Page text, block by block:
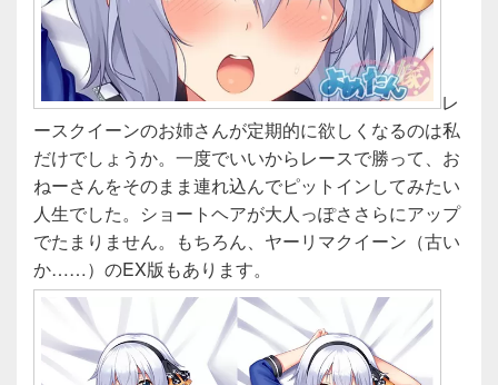
レ
ースクイーンのお姉さんが定期的に欲しくなるのは私
だけでしょうか。一度でいいからレースで勝って、お
ねーさんをそのまま連れ込んでピットインしてみたい
人生でした。ショートヘアが大人っぽささらにアップ
でたまりません。もちろん、ヤーリマクイーン（古い
か……）のEX版もあります。